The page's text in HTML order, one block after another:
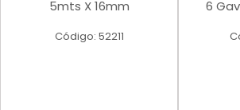
5mts X 16mm
Código: 52211
6